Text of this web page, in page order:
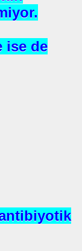
ise de